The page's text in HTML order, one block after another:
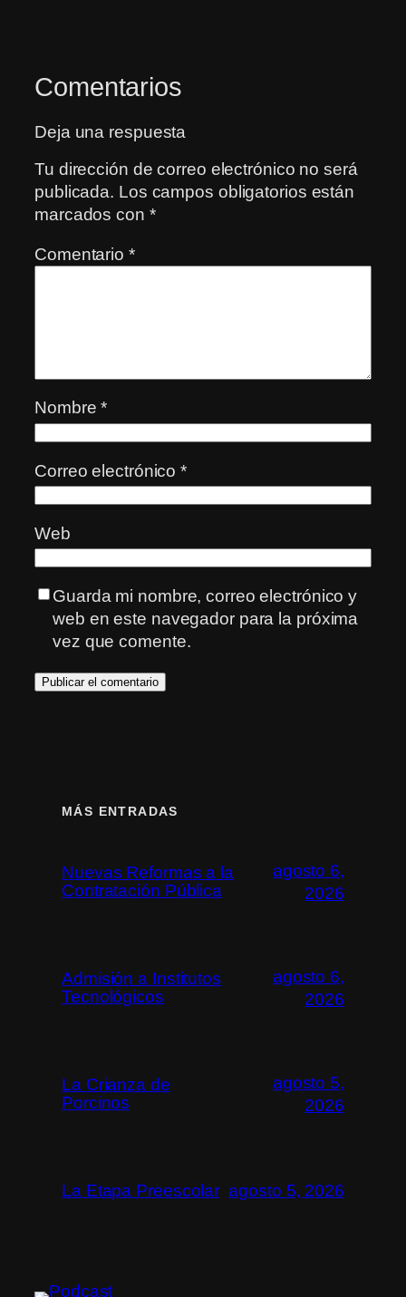
Comentarios
Deja una respuesta
Tu dirección de correo electrónico no será
publicada. Los campos obligatorios están
marcados con *
Comentario *
Nombre*
Correo electrónico*
Web
Guarda mi nombre, correo electrónico y
web en este navegador para la próxima
vez que comente.
MÁS ENTRADAS
Nuevas Reformas a la
Contratación Pública
agosto 6,
2026
Admisión a Institutos
Tecnológicos
agosto 6,
2026
La Crianza de
Porcinos
agosto 5,
2026
La Etapa Preescolar agosto 5, 2026